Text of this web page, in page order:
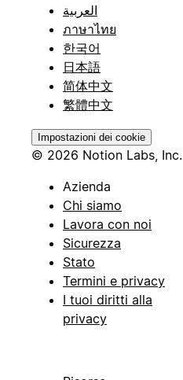
العربية
ภาษาไทย
한국어
日本語
简体中文
繁體中文
Impostazioni dei cookie
© 2026 Notion Labs, Inc.
Azienda
Chi siamo
Lavora con noi
Sicurezza
Stato
Termini e privacy
I tuoi diritti alla
privacy